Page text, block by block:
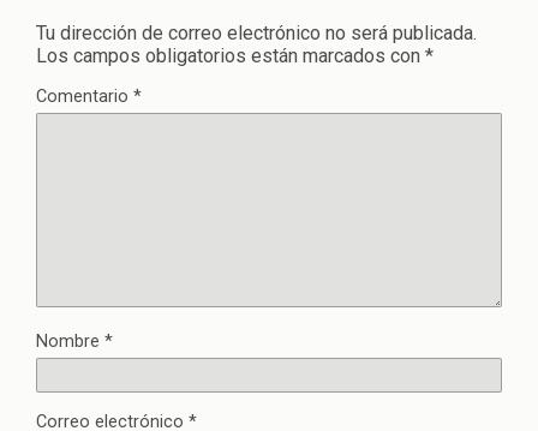
Tu dirección de correo electrónico no será publicada.
Los campos obligatorios están marcados con *
Comentario *
Nombre *
Correo electrónico *